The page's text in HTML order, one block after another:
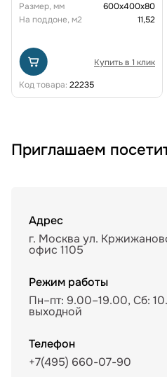
Размер, мм
600х400х80
На поддоне, м2
11,52
Купить в 1 клик
Код товара: 22235
Приглашаем
Адрес
г. Москва ул.
офис 1105
Режим работы
Пн–пт: 9.00–19.00, Сб:
выходной
Телефон
+7(495) 660-07-90